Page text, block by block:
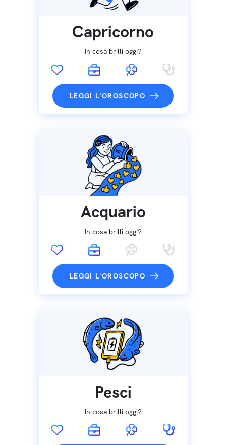
Capricorno
In cosa brilli oggi?
LEGGI L'OROSCOPO
Acquario
In cosa brilli oggi?
LEGGI L'OROSCOPO
Pesci
In cosa brilli oggi?